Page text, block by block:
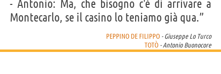
- Antonio: Ma, che bisogno c'è di arrivare a
Montecarlo, se il casino lo teniamo già qua.”
PEPPINO DE FILIPPO - Giuseppe Lo Turco
TOTÒ - Antonio Buonocore